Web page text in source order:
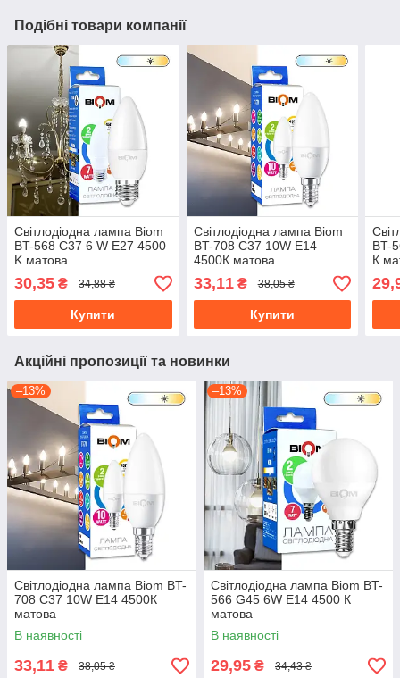
Подібні товари компанії
Світлодіодна лампа Biom
BT-568 C37 6 W E27 4500
K матова
30,35 ₴ 34,88 ₴
Купити
Світлодіодна лампа Biom
BT-708 C37 10W E14
4500К матова
33,11₴ 38,05 ₴
Купити
BT-
К
Акційні пропозиції та новинки
–13%
Світлодіодна лампа Biom BT-
708 C37 10W E14 4500К
матова
В наявності
33,11 ₴ 38,05 ₴
–13%
Світлодіодна лампа Biom BT-
566 G45 6W E14 4500 К
матова
В наявності
29,95 ₴ 34,43 ₴